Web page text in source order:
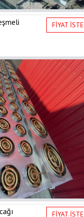
FİYAT İSTE
FİYAT İSTE